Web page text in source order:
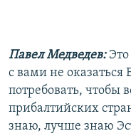
Павел Медведев:
с вами не
потребовать, чтобы
прибалтийских
знаю, лучше знаю